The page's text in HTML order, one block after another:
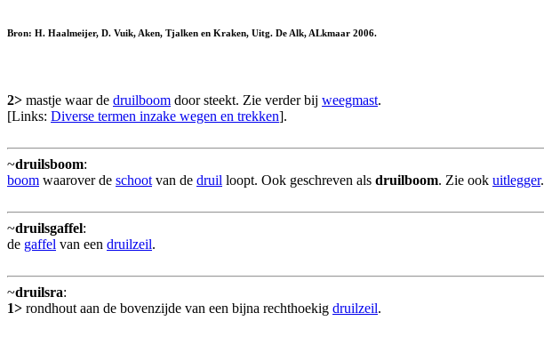
Bron: H. Haalmeijer, D. Vuik, Aken, Tjalken en Kraken, Uitg. De Alk, ALkmaar 2006.
2> mastje waar de druilboom door steekt. Zie verder bij weegmast.
[Links: Diverse termen inzake wegen en trekken].
~druilsboom:
boom waarover de schoot van de druil loopt. Ook geschreven als druilboom. Zie ook uitlegger.
~druilsgaffel:
de gaffel van een druilzeil.
~druilsra:
1> rondhout aan de bovenzijde van een bijna rechthoekig druilzeil.